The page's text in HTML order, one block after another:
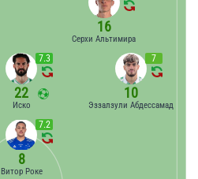
16
Серхи Альтимира
7
10
Эззалзули Абдессамад
7.3
22
Иско
7.2
8
Витор Роке